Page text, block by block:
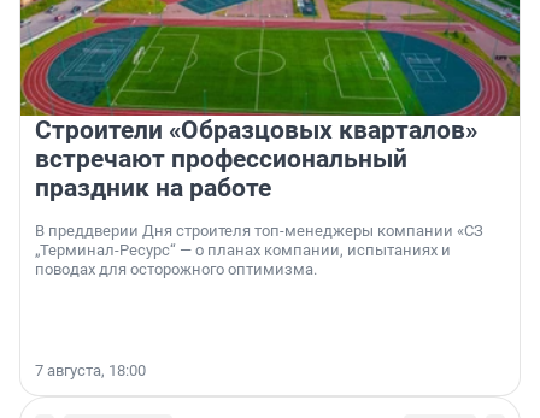
Строители «Образцовых кварталов»
встречают профессиональный
праздник на работе
В преддверии Дня строителя топ-менеджеры компании «СЗ
„Терминал-Ресурс“ — о планах компании, испытаниях и
поводах для осторожного оптимизма.
7 августа, 18:00